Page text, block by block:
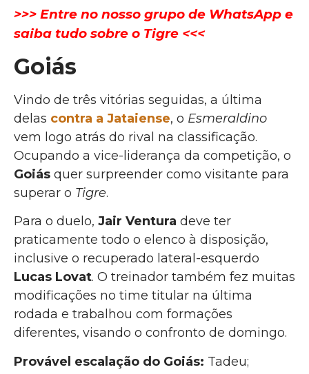
>>> Entre no nosso grupo de WhatsApp e
saiba tudo sobre o Tigre <<<
Goiás
Vindo de três vitórias seguidas, a última
delas contra a Jataiense, o Esmeraldino
vem logo atrás do rival na classificação.
Ocupando a vice-liderança da competição, o
Goiás quer surpreender como visitante para
superar o Tigre.
Para o duelo, Jair Ventura deve ter
praticamente todo o elenco à disposição,
inclusive o recuperado lateral-esquerdo
Lucas Lovat. O treinador também fez muitas
modificações no time titular na última
rodada e trabalhou com formações
diferentes, visando o confronto de domingo.
Provável escalação do Goiás: Tadeu;